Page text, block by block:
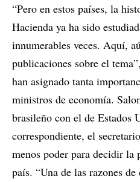
“Pero en estos países, la
Hacienda ya ha sido
innumerables veces. Aquí,
publicaciones sobre el
han asignado tanta
ministros de economía.
brasileño con el de Estados
correspondiente, el
menos poder para decidir
país. “Una de las razones